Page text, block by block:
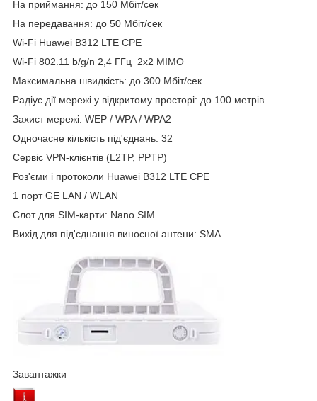
На приймання: до 150 Мбіт/сек
На передавання: до 50 Мбіт/сек
Wi-Fi Huawei B312 LTE CPE
Wi-Fi 802.11 b/g/n 2,4 ГГц 2x2 MIMO
Максимальна швидкість: до 300 Мбіт/сек
Радіус дії мережі у відкритому просторі: до 100 метрів
Захист мережі: WEP / WPA / WPA2
Одночасне кількість під'єднань: 32
Сервіс VPN-клієнтів (L2TP, PPTP)
Роз'єми і протоколи Huawei B312 LTE CPE
1 порт GЕ LAN / WLAN
Слот для SIM-карти: Nano SIM
Вихід для під'єднання виносної антени: SMA
Завантажки